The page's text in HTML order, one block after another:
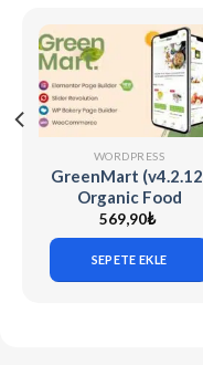
WORDPRESS
GreenMart
Organic Food
Woocommerce
WordPress Theme
569,90₺
SEPETE EKLE